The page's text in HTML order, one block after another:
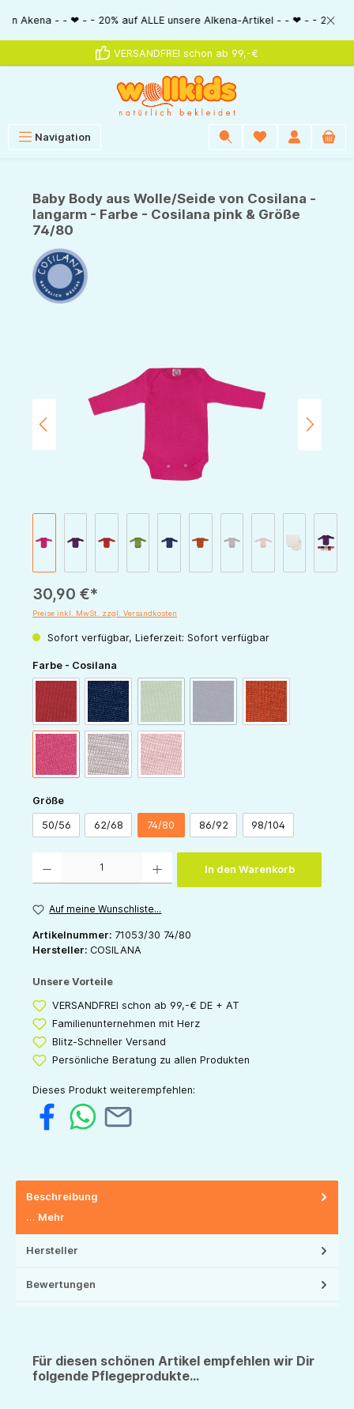
springen
- - ❤ - - 20% auf ALLE unsere Alkena-Artikel - - ❤ - - 20% NUR
VERSANDFREI schon ab 99,-€
Navigation
Baby Body aus Wolle/Seide von Cosilana -
langarm - Farbe - Cosilana pink & Größe
74/80
30,90 €*
Preise inkl. MwSt. zzgl. Versandkosten
Sofort verfügbar, Lieferzeit: Sofort verfügbar
Farbe - Cosilana
marine (Diese Option ist zurzeit nicht verfügbar.)
pflaume
(Diese Option ist zurzeit nicht
orange
pink grau rose
Größeauswählen
50/56 62/68 74/80 86/92 98/104
In den Warenkorb
Auf meine Wunschliste...
Artikelnummer: 71053/30 74/80
Hersteller: COSILANA
Unsere Vorteile
VERSANDFREI schon ab 99,-€ DE + AT
Familienunternehmen mit Herz
Blitz-Schneller Versand
Persönliche Beratung zu allen Produkten
Dieses Produkt weiterempfehlen:
Beschreibung
… Mehr
Hersteller
Bewertungen
Für diesen schönen Artikel empfehlen wir Dir
folgende Pflegeprodukte...